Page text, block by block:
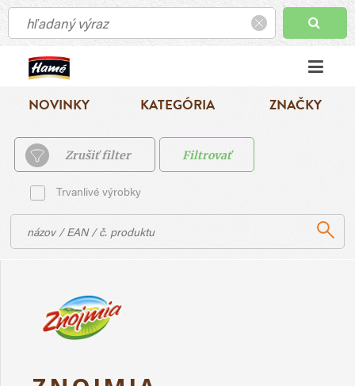
NOVINKY KATEGÓRIA ZNAČKY
Zrušiť filter Filtrovať
Trvanlivé výrobky